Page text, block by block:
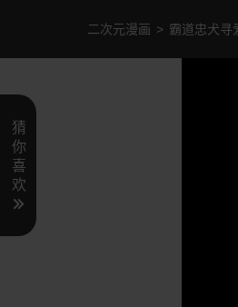
二次元漫画 > 霸道忠犬寻
猜
你
喜
欢